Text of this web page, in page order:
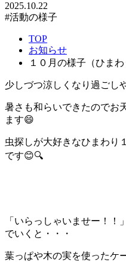
2025.10.22
#活動の様子
TOP
お知らせ
１０月の様子（ひまわ
少しづつ涼しくなり過ごし
暑さも和らいできたのでお
ます😄
虫探しが大好きなひまわり
です😊🔍
「いらっしゃいませー！
でいくと・・・
葉っぱや木の実を使ったケ